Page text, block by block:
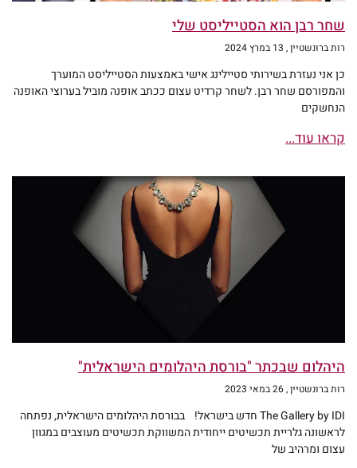
שחר רבן הוא הסטייליסט שלי
רות ברונשטיין 13 במרץ 2024
כן אני נעזרת בשירותי סטיילינג אישי באמצעות הסטייליסט המוערך
והמפורסם שחר רבן. לשחר קרדיט עצום ככתב אופנה מוביל בערוצי האופנה
הנחשקים
קראו עוד...
היהלום שבכתר "בורסת היהלומים הישראלית"
רות ברונשטיין 26 במאי 2023
The Gallery by IDI חדש בישראל! בבורסת היהלומים הישראלית, נפתחה
לראשונה גלריית תכשיטים ייחודית המשווקת תכשיטים מעוצבים במגוון
עצום ומרהיב של